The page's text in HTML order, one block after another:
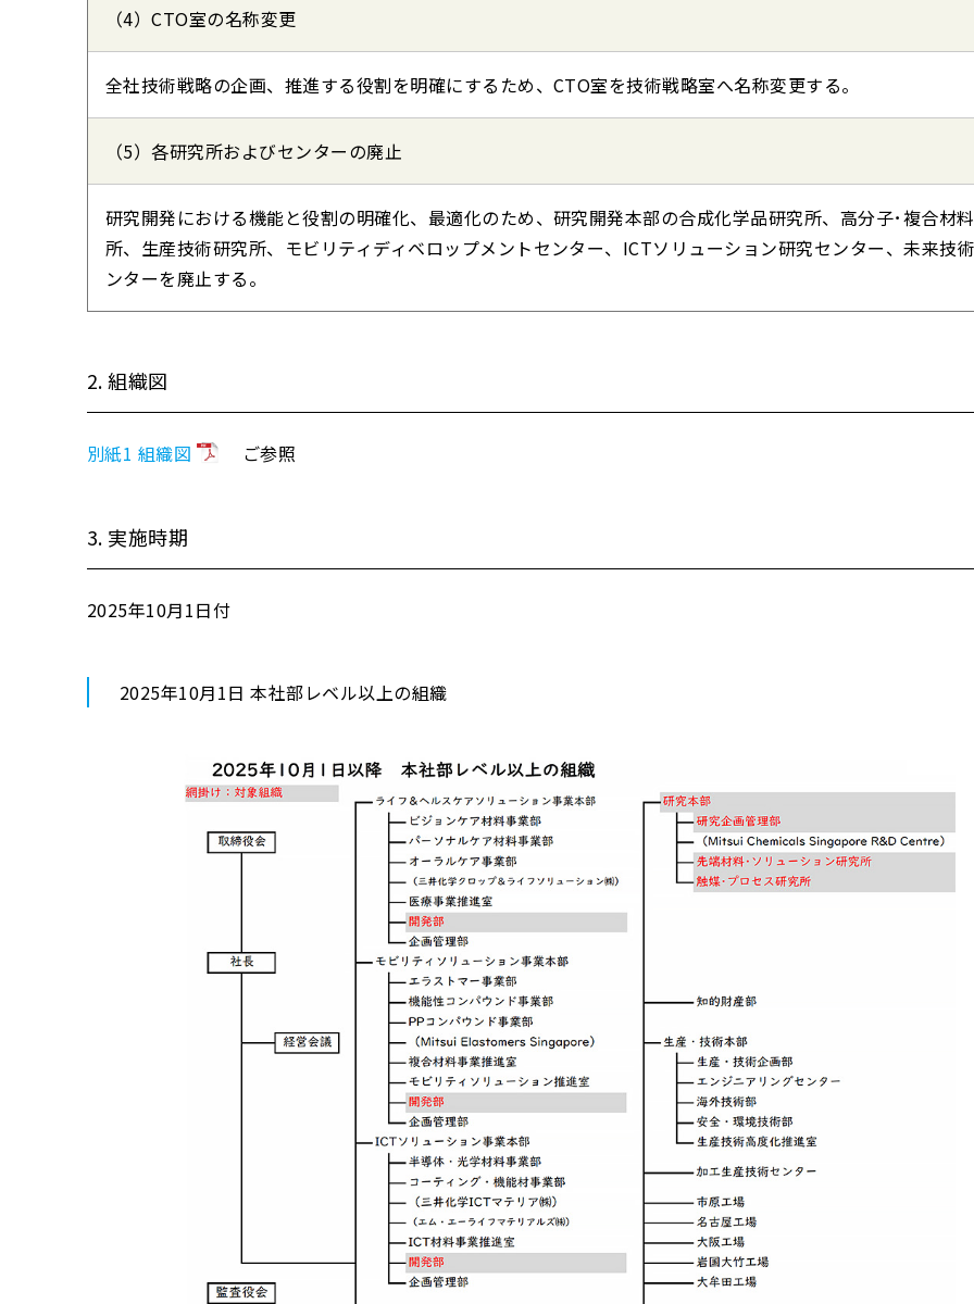
（4）CTO室の名称変更
全社技術戦略の企画、推進する役割を明確にするため、CTO室を技術戦略室へ名称変更する。
（5）各研究所およびセンターの廃止
研究開発における機能と役割の明確化、最適化のため、研究開発本部の合成化学品研究所、高分子･複合材
所、生産技術研究所、モビリティディベロップメントセンター、ICTソリューション研究センター、未来技
ンターを廃止する。
2. 組織図
別紙1 組織図 ご参照
3. 実施時期
2025年10月1日付
2025年10月1日 本社部レベル以上の組織